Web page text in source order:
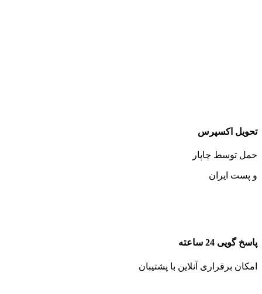
تحویل اکسپرس
حمل توسط چاپار
و پست ایران
پاسخ گویی 24 ساعته
امکان برقراری آنلاین با پشتیبان